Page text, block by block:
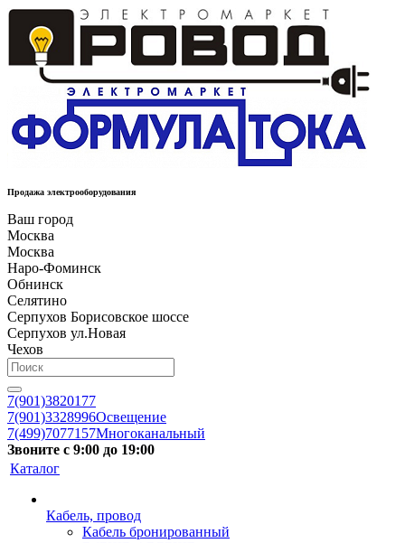
Продажа электрооборудования
Ваш город
Москва
Москва
Наро-Фоминск
Обнинск
Селятино
Серпухов Борисовское шоссе
Серпухов ул.Новая
Чехов
7(901)3820177
7(901)3328996Освещение
7(499)7077157Многоканальный
Звоните с 9:00 до 19:00
Каталог
Кабель, провод
Кабель бронированный